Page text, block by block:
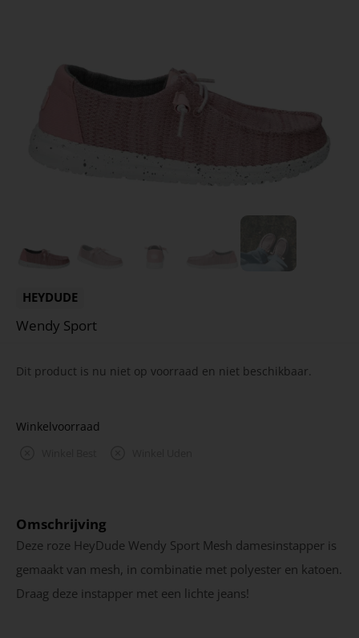
HEYDUDE
Wendy Sport
Dit product is nu niet op voorraad en niet beschikbaar.
Winkelvoorraad
Omschrijving
Deze roze HeyDude Wendy Sport Mesh damesinstapper is
gemaakt van mesh, in combinatie met polyester en katoen.
Draag deze instapper met een lichte jeans!